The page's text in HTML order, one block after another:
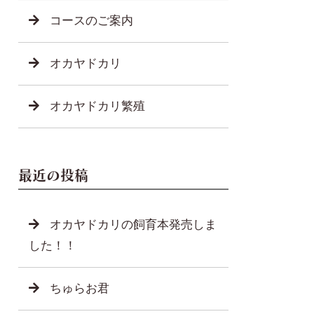
コースのご案内
オカヤドカリ
オカヤドカリ繁殖
最近の投稿
オカヤドカリの飼育本発売しま
した！！
ちゅらお君